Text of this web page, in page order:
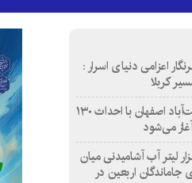
اعزامی دنیای اسرار :
کربلا
بازآفرینی محله همت‌آباد اصفهان با احداث ۱۳۰
می‌شود
بیش از ۸۰ هزار لیتر آب آشامیدنی میان
جاماندگان اربعین در